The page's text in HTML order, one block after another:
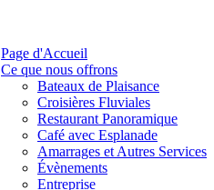
Page d'Accueil
Ce que nous offrons
Bateaux de Plaisance
Croisières Fluviales
Restaurant Panoramique
Café avec Esplanade
Amarrages et Autres Services
Évènements
Entreprise